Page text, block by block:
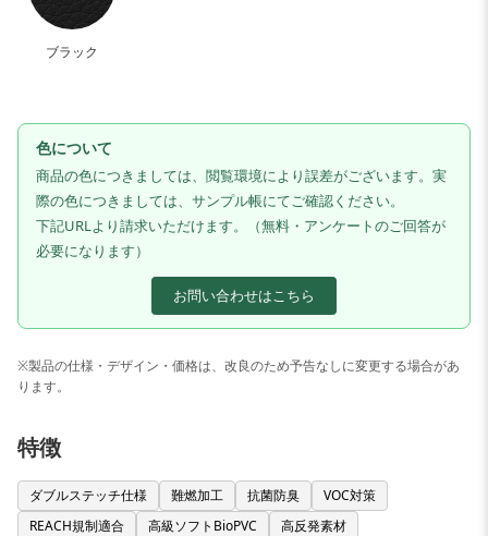
ブラック
色について
商品の色につきましては、閲覧環境により誤差がございます。実
際の色につきましては、サンプル帳にてご確認ください。
下記URLより請求いただけます。（無料・アンケートのご回答が
必要になります）
お問い合わせはこちら
※製品の仕様・デザイン・価格は、改良のため予告なしに変更する場合があ
ります。
特徴
ダブルステッチ仕様 難燃加工 抗菌防臭
VOC対策
REACH規制適合
高級ソフトBioPVC 高反発素材